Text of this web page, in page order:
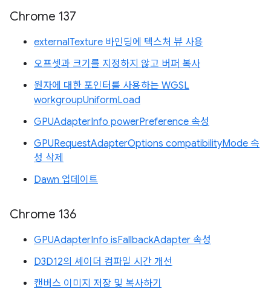
Chrome 137
externalTexture 바인딩에 텍스처 뷰 사용
오프셋과 크기를 지정하지 않고 버퍼 복사
원자에 대한 포인터를 사용하는 WGSL
workgroupUniformLoad
GPUAdapterInfo powerPreference 속성
GPURequestAdapterOptions compatibilityMode 속
성 삭제
Dawn 업데이트
Chrome 136
GPUAdapterInfo isFallbackAdapter 속성
D3D12의 셰이더 컴파일 시간 개선
캔버스 이미지 저장 및 복사하기